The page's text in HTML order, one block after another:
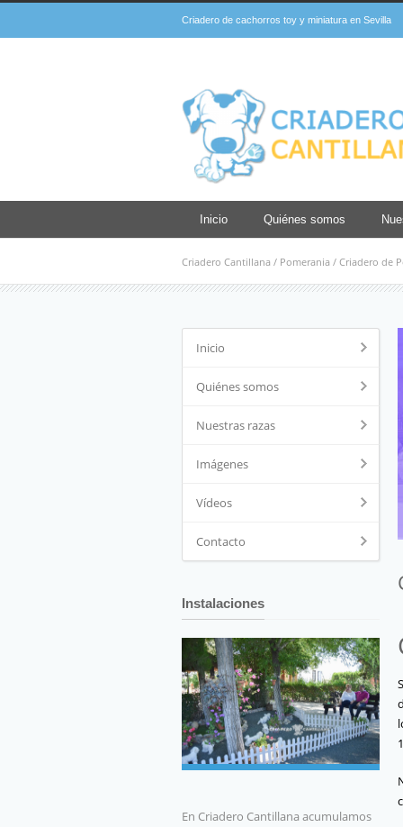
Criadero de cachorros toy y miniatura en Sevilla
Inicio Quiénes somos
Criadero Cantillana / Pomerania / Criadero de
Inicio
Quiénes somos
Nuestras razas
Imágenes
Vídeos
Contacto
Instalaciones
En Criadero Cantillana acumulamos